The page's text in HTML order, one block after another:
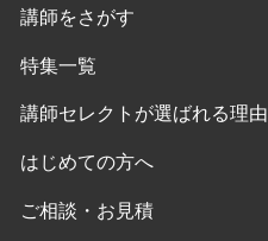
講師をさがす
特集一覧
講師セレクトが選ばれる理由
はじめての方へ
ご相談・お見積